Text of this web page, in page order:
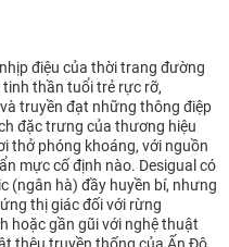
điệu của thời trang đường
thần tuổi trẻ rực rỡ,
truyền đạt những thông điệp
đặc trưng của thương hiệu
thở phóng khoáng, với nguồn
mực cố định nào. Desigual có
(ngân hà) đầy huyền bí, nhưng
thị giác đối với rừng
hoặc gần gũi với nghệ thuật
thêu truyền thống của Ấn Độ.